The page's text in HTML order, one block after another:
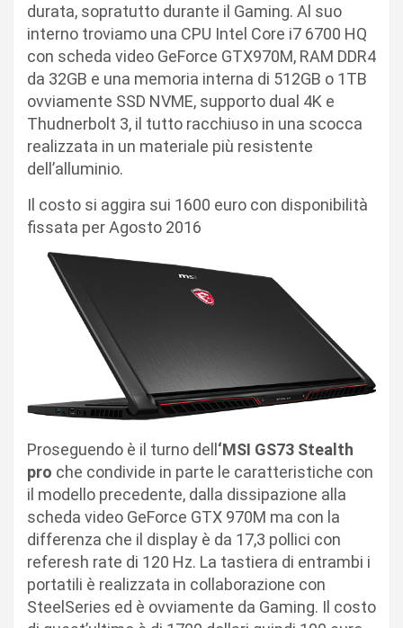
durata, sopratutto durante il Gaming. Al suo
interno troviamo una CPU Intel Core i7 6700 HQ
con scheda video GeForce GTX970M, RAM DDR4
da 32GB e una memoria interna di 512GB o 1TB
ovviamente SSD NVME, supporto dual 4K e
Thudnerbolt 3, il tutto racchiuso in una scocca
realizzata in un materiale più resistente
dell’alluminio.
Il costo si aggira sui 1600 euro con disponibilità
fissata per Agosto 2016
Proseguendo è il turno dell ‘MSI GS73 Stealth
pro che condivide in parte le caratteristiche con
il modello precedente, dalla dissipazione alla
scheda video GeForce GTX 970M ma con la
differenza che il display è da 17,3 pollici con
referesh rate di 120 Hz. La tastiera di entrambi i
portatili è realizzata in collaborazione con
SteelSeries ed è ovviamente da Gaming. Il costo